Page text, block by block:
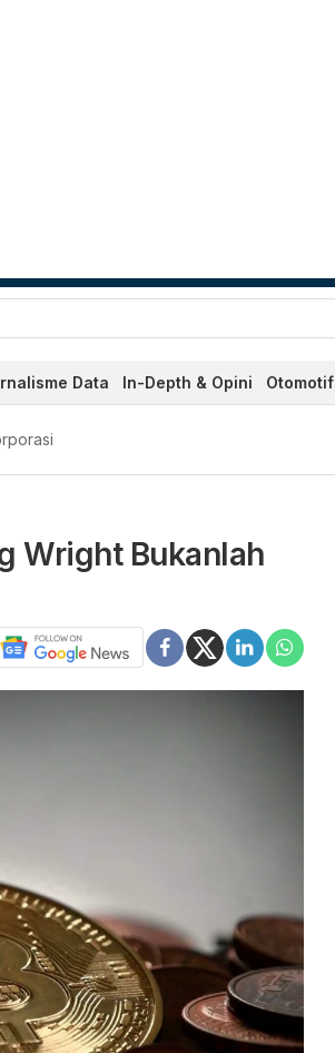
Data In-Depth & Opini Otomotif
Wright Bukanlah